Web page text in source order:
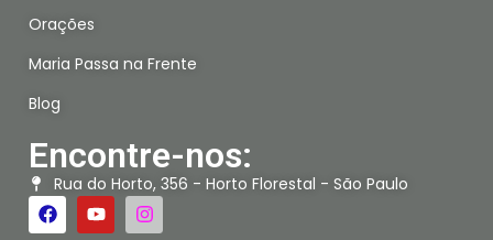
Orações
Maria Passa na Frente
Blog
Encontre-nos:
Rua do Horto, 356 - Horto Florestal - São Paulo